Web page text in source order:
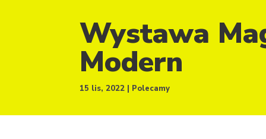
Wystawa
Modern
15 lis, 2022 Polecamy